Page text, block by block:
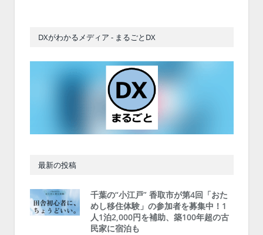
DXがわかるメディア - まるごとDX
最新の投稿
千葉の“小江戸” 香取市が第4回「おた
めし移住体験」の参加者を募集中！1
人1泊2,000円を補助、築100年超の古
民家に宿泊も